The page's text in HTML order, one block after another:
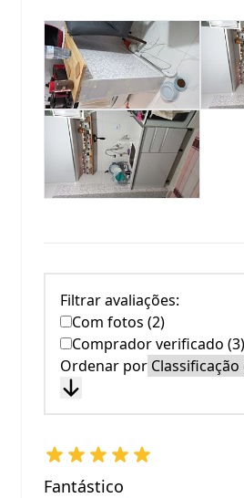
Filtrar avaliações:
Com fotos (2)
Comprador verificado (3)
Ordenar por
Fantástico